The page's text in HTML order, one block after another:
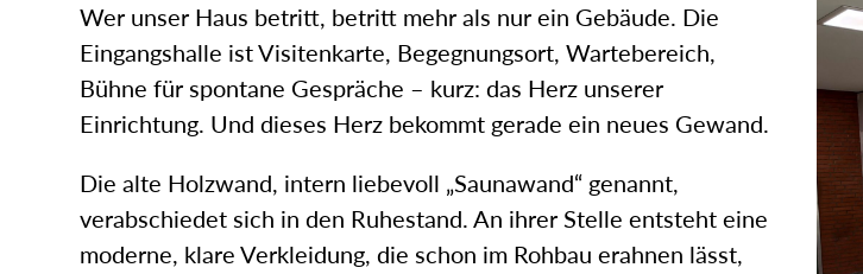
Wer unser Haus betritt, betritt mehr als nur ein Gebäude. Die
Eingangshalle ist Visitenkarte, Begegnungsort, Wartebereich,
Bühne für spontane Gespräche – kurz: das Herz unserer
Einrichtung. Und dieses Herz bekommt gerade ein neues Gewand.
Die alte Holzwand, intern liebevoll „Saunawand“ genannt,
verabschiedet sich in den Ruhestand. An ihrer Stelle entsteht eine
moderne, klare Verkleidung, die schon im Rohbau erahnen lässt,